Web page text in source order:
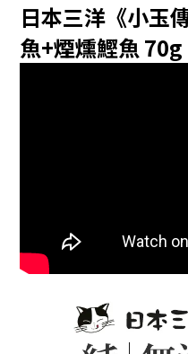
日本三洋《小玉
魚+煙燻鰹魚 70g